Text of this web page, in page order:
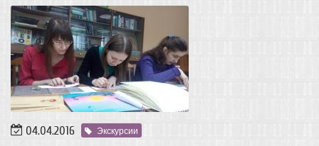
04.04.2016 Экскурсии